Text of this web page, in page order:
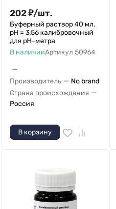
202₽/шт.
Буферный раствор 40 мл,
рН = 3,56 калибровочный
для pH-метра
В наличииАртикул 50964
—
Производитель — No brand
Страна происхождения —
Россия
В корзину